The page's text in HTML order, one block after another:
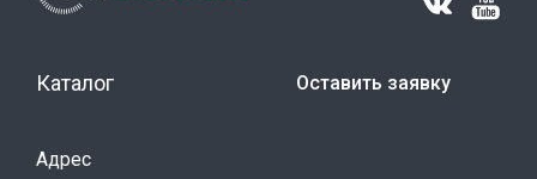
Каталог Оставить заявку
Адрес